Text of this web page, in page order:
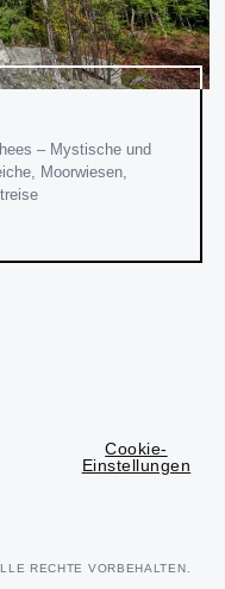
– Mystische und
Moorwiesen,
Cookie-
Einstellungen
RECHTE VORBEHALTEN.